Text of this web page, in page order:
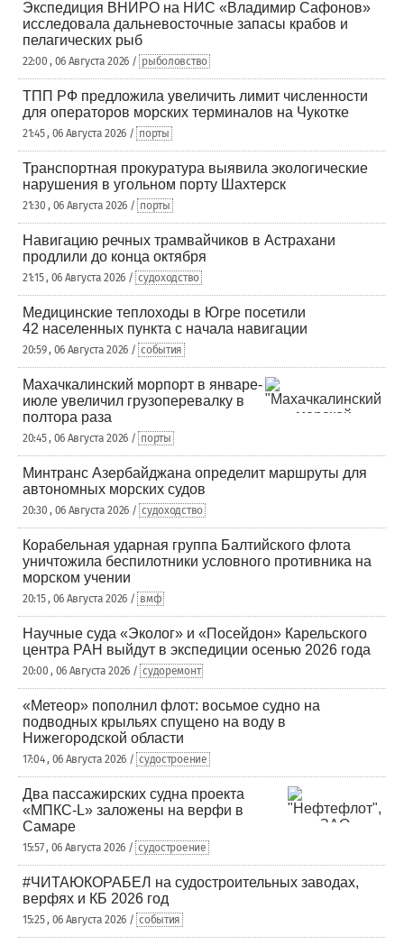
Экспедиция ВНИРО на НИС «Владимир Сафонов»
исследовала дальневосточные запасы крабов и
пелагических рыб
22:00 , 06 Августа 2026 / рыболовство
ТПП РФ предложила увеличить лимит численности
для операторов морских терминалов на Чукотке
21:45 , 06 Августа 2026 / порты
Транспортная прокуратура выявила экологические
нарушения в угольном порту Шахтерск
21:30 , 06 Августа 2026 / порты
Навигацию речных трамвайчиков в Астрахани
продлили до конца октября
21:15 , 06 Августа 2026 / судоходство
Медицинские теплоходы в Югре посетили
42 населенных пункта с начала навигации
20:59 , 06 Августа 2026 / события
Махачкалинский морпорт в январе-
июле увеличил грузоперевалку в
полтора раза
20:45 , 06 Августа 2026 / порты
Минтранс Азербайджана определит маршруты для
автономных морских судов
20:30 , 06 Августа 2026 / судоходство
Корабельная ударная группа Балтийского флота
уничтожила беспилотники условного противника на
морском учении
20:15 , 06 Августа 2026 / вмф
Научные суда «Эколог» и «Посейдон» Карельского
центра РАН выйдут в экспедиции осенью 2026 года
20:00 , 06 Августа 2026 / судоремонт
«Метеор» пополнил флот: восьмое судно на
подводных крыльях спущено на воду в
Нижегородской области
17:04 , 06 Августа 2026 / судостроение
Два пассажирских судна проекта
«МПКС-L» заложены на верфи в
Самаре
15:57 , 06 Августа 2026 / судостроение
#ЧИТАЮКОРАБЕЛ на судостроительных заводах,
верфях и КБ 2026 год
15:25 , 06 Августа 2026 / события